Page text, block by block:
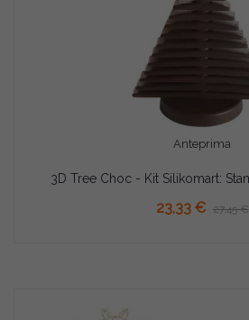
Anteprima
23,33 € 27,45 €